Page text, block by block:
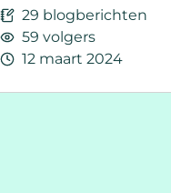
29 blogberichten
59 volgers
12 maart 2024
Lees meer over